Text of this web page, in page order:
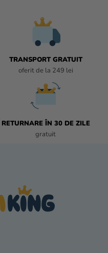
TRANSPORT GRATUIT
oferit de la 249 lei
RETURNARE ÎN 30 DE ZILE
gratuit